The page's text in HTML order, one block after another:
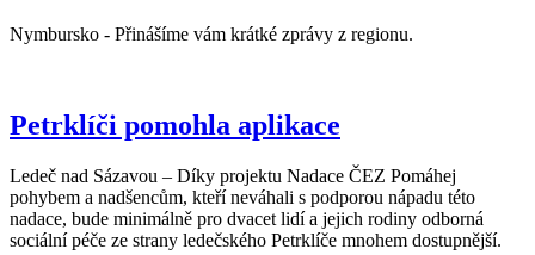
Nymbursko - Přinášíme vám krátké zprávy z regionu.
Petrklíči pomohla aplikace
Ledeč nad Sázavou – Díky projektu Nadace ČEZ Pomáhej
pohybem a nadšencům, kteří neváhali s podporou nápadu této
nadace, bude minimálně pro dvacet lidí a jejich rodiny odborná
sociální péče ze strany ledečského Petrklíče mnohem dostupnější.